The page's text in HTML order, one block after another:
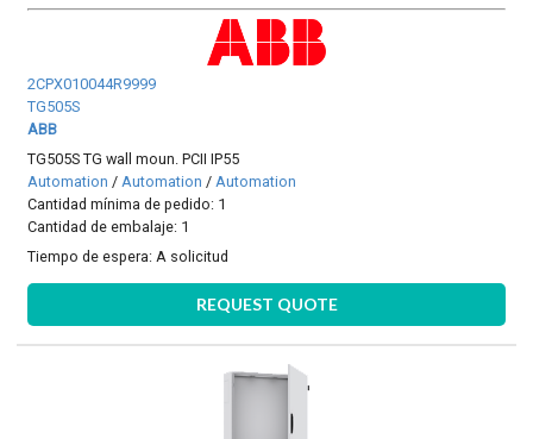
2CPX010044R9999
TG505S
ABB
TG505S TG wall moun. PCII IP55
Automation /Automation /Automation
Cantidad mínima de pedido: 1
Cantidad de embalaje: 1
Tiempo de espera:A solicitud
REQUEST QUOTE